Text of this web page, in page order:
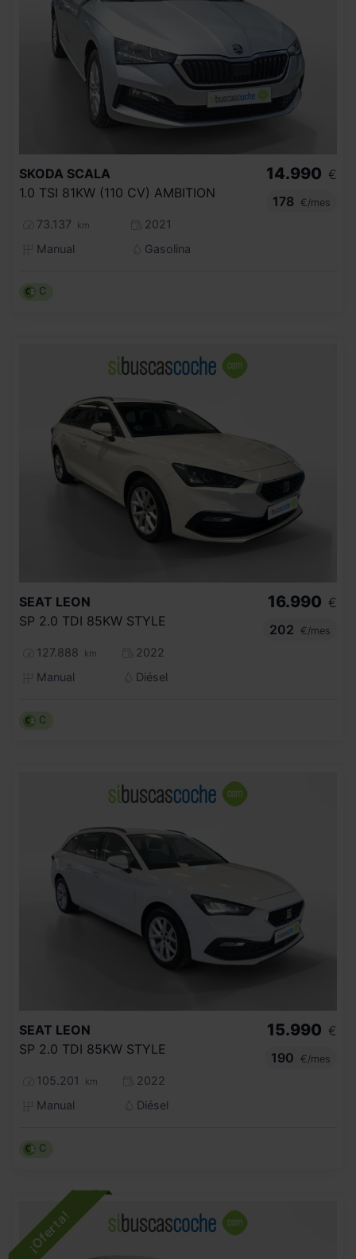
SKODA SCALA
1.0 TSI 81KW (110 CV) AMBITION
73.137 km
2021
Manual
Gasolina
14.990 €
178
€/mes
C
SEAT LEON
SP 2.0 TDI 85KW STYLE
127.888 km
2022
Manual
Diésel
16.990 €
202
€/mes
C
SEAT LEON
SP 2.0 TDI 85KW STYLE
105.201 km
2022
Manual
Diésel
15.990 €
190
€/mes
C